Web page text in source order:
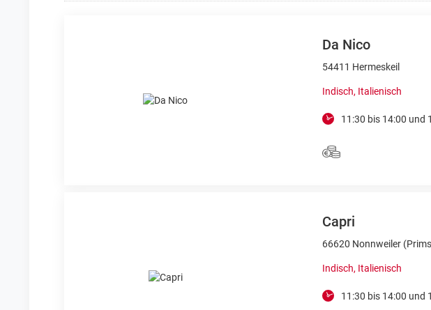
Da Nico
54411 Hermeskeil
Indisch, Italienisch
11:30 bis 14:00 und
Capri
66620 Nonnweiler
Indisch, Italienisch
11:30 bis 14:00 und